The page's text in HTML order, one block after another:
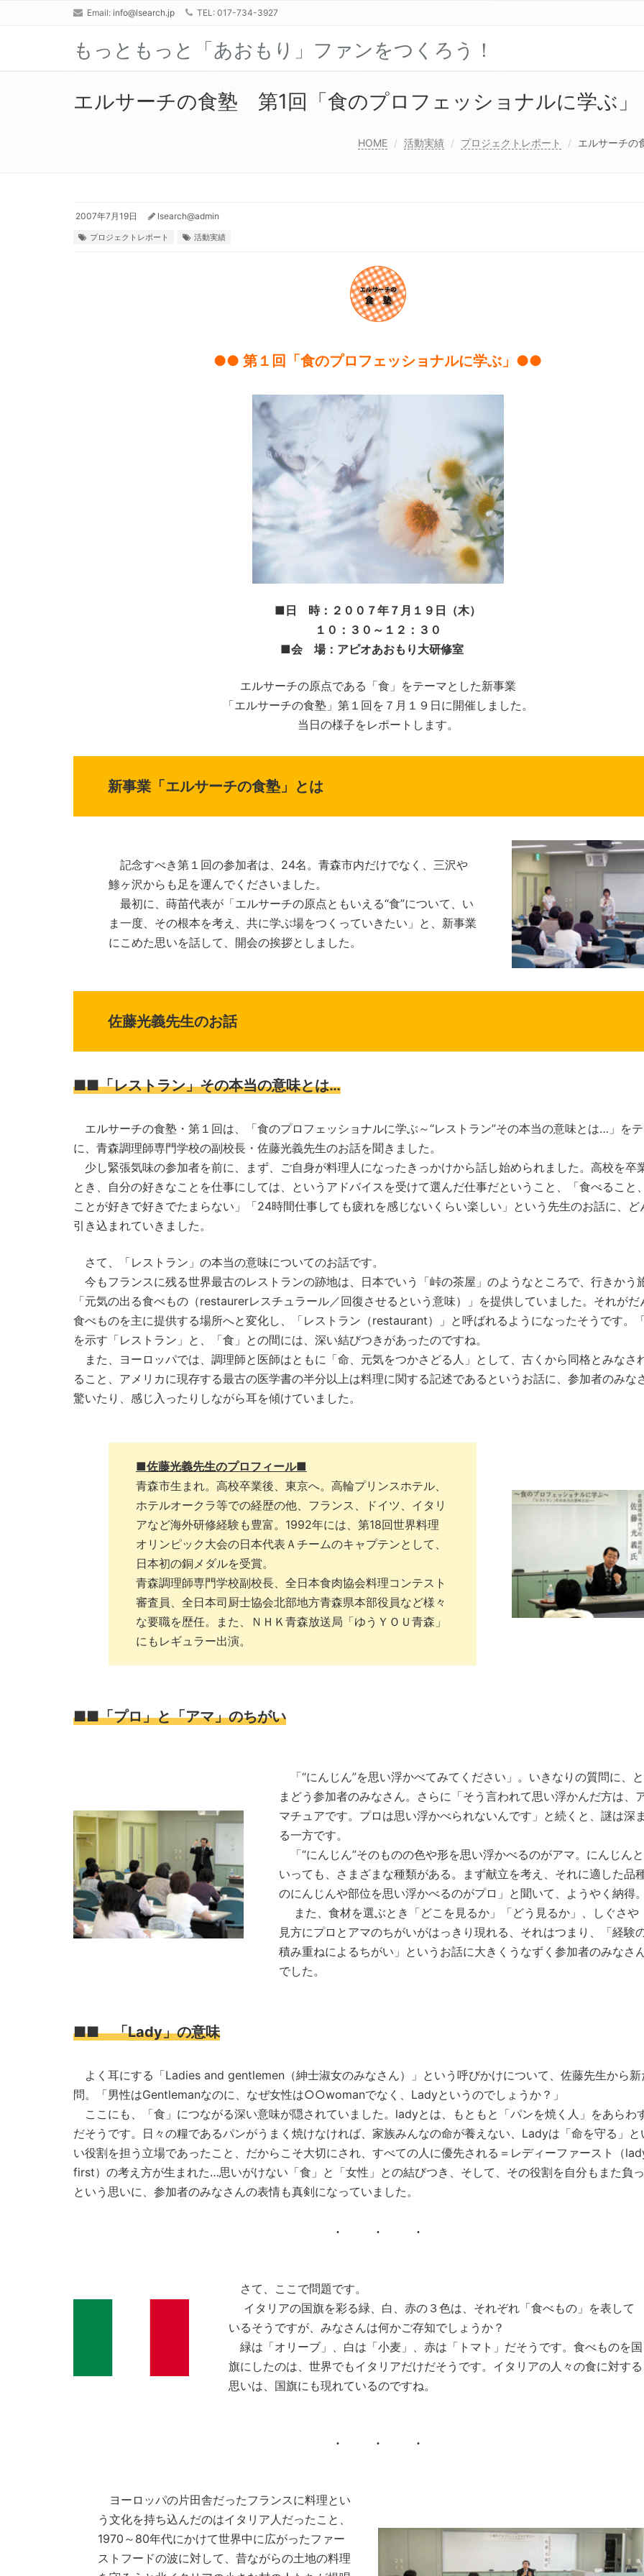
Email: info@lsearch.jp TEL: 017-734-3927
もっともっと「あおもり」ファンをつくろう！
エルサーチの食塾 第1回「食のプロフェッショナルに学ぶ」
HOME 活動実績 プロジェクトレポート エルサーチの
2007年7月19日 lsearch@admin
プロジェクトレポート 活動実績
●● 第１回「食のプロフェッショナルに学ぶ」●●
■日 時：２００７年７月１９日（木）
１０：３０～１２：３０
■会 場：アピオあおもり大研修室
エルサーチの原点である「食」をテーマとした新事業
「エルサーチの食塾」第１回を７月１９日に開催しました。
当日の様子をレポートします。
新事業「エルサーチの食塾」とは
記念すべき第１回の参加者は、24名。青森市内だけでなく、三沢や
鯵ヶ沢からも足を運んでくださいました。
最初に、蒔苗代表が「エルサーチの原点ともいえる“食”について、い
ま一度、その根本を考え、共に学ぶ場をつくっていきたい」と、新事業
にこめた思いを話して、開会の挨拶としました。
佐藤光義先生のお話
■■「レストラン」その本当の意味とは…
エルサーチの食塾・第１回は、「食のプロフェッショナルに学ぶ～“レストラン”その本当の意味とは…」を
に、青森調理師専門学校の副校長・佐藤光義先生のお話を聞きました。
少し緊張気味の参加者を前に、まず、ご自身が料理人になったきっかけから話し始められました。高校を卒
とき、自分の好きなことを仕事にしては、というアドバイスを受けて選んだ仕事だということ、「食べること
ことが好きで好きでたまらない」「24時間仕事しても疲れを感じないくらい楽しい」という先生のお話に、ど
引き込まれていきました。
さて、「レストラン」の本当の意味についてのお話です。
今もフランスに残る世界最古のレストランの跡地は、日本でいう「峠の茶屋」のようなところで、行きかう
「元気の出る食べもの（restaurerレスチュラール／回復させるという意味）」を提供していました。それがだ
食べものを主に提供する場所へと変化し、「レストラン（restaurant）」と呼ばれるようになったそうです。「
を示す「レストラン」と、「食」との間には、深い結びつきがあったのですね。
また、ヨーロッパでは、調理師と医師はともに「命、元気をつかさどる人」として、古くから同格とみなさ
ること、アメリカに現存する最古の医学書の半分以上は料理に関する記述であるというお話に、参加者のみな
驚いたり、感じ入ったりしながら耳を傾けていました。
■佐藤光義先生のプロフィール■
青森市生まれ。高校卒業後、東京へ。高輪プリンスホテル、
ホテルオークラ等での経歴の他、フランス、ドイツ、イタリ
アなど海外研修経験も豊富。1992年には、第18回世界料理
オリンピック大会の日本代表Ａチームのキャプテンとして、
日本初の銅メダルを受賞。
青森調理師専門学校副校長、全日本食肉協会料理コンテスト
審査員、全日本司厨士協会北部地方青森県本部役員など様々
な要職を歴任。また、ＮＨＫ青森放送局「ゆうＹＯＵ青森」
にもレギュラー出演。
■■「プロ」と「アマ」のちがい
「“にんじん”を思い浮かべてみてください」。いきなりの質問に、と
まどう参加者のみなさん。さらに「そう言われて思い浮かんだ方は、
マチュアです。プロは思い浮かべられないんです」と続くと、謎は深ま
る一方です。
「“にんじん”そのものの色や形を思い浮かべるのがアマ。にんじんと
いっても、さまざまな種類がある。まず献立を考え、それに適した品
のにんじんや部位を思い浮かべるのがプロ」と聞いて、ようやく納得。
また、食材を選ぶとき「どこを見るか」「どう見るか」、しぐさや
見方にプロとアマのちがいがはっきり現れる、それはつまり、「経験
積み重ねによるちがい」というお話に大きくうなずく参加者のみなさ
でした。
■■ 「Lady」の意味
よく耳にする「Ladies and gentlemen（紳士淑女のみなさん）」という呼びかけについて、佐藤先生から新
問。「男性はGentlemanなのに、なぜ女性は○○womanでなく、Ladyというのでしょうか？」
ここにも、「食」につながる深い意味が隠されていました。ladyとは、もともと「パンを焼く人」をあらわ
だそうです。日々の糧であるパンがうまく焼けなければ、家族みんなの命が養えない、Ladyは「命を守る」と
い役割を担う立場であったこと、だからこそ大切にされ、すべての人に優先される＝レディーファースト（
first）の考え方が生まれた…思いがけない「食」と「女性」との結びつき、そして、その役割を自分もまた負
という思いに、参加者のみなさんの表情も真剣になっていました。
さて、ここで問題です。
イタリアの国旗を彩る緑、白、赤の３色は、それぞれ「食べもの」を表して
いるそうですが、みなさんは何かご存知でしょうか？
緑は「オリーブ」、白は「小麦」、赤は「トマト」だそうです。食べものを国
旗にしたのは、世界でもイタリアだけだそうです。イタリアの人々の食に対する
思いは、国旗にも現れているのですね。
ヨーロッパの片田舎だったフランスに料理とい
う文化を持ち込んだのはイタリア人だったこと、
1970～80年代にかけて世界中に広がったファー
ストフードの波に対して、昔ながらの土地の料理